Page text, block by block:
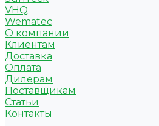
VHQ
Wematec
О компании
Клиентам
Доставка
Оплата
Дилерам
Поставщикам
Статьи
Контакты